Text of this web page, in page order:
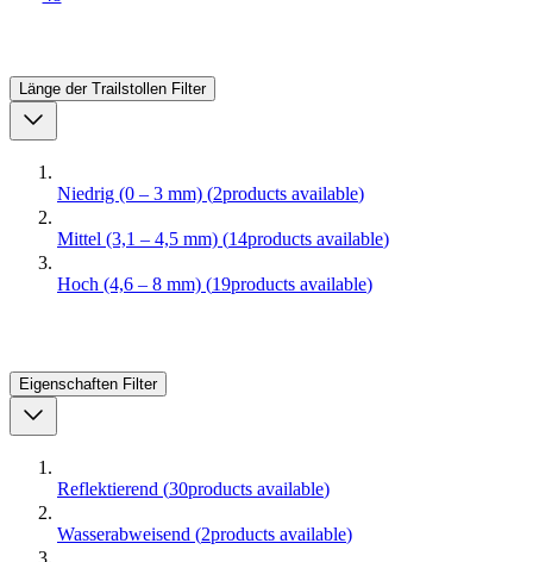
Länge der Trailstollen Filter
Niedrig (0 – 3 mm) (2products available)
Mittel (3,1 – 4,5 mm) (14products available)
Hoch (4,6 – 8 mm) (19products available)
Eigenschaften Filter
Reflektierend (30products available)
Wasserabweisend (2products available)